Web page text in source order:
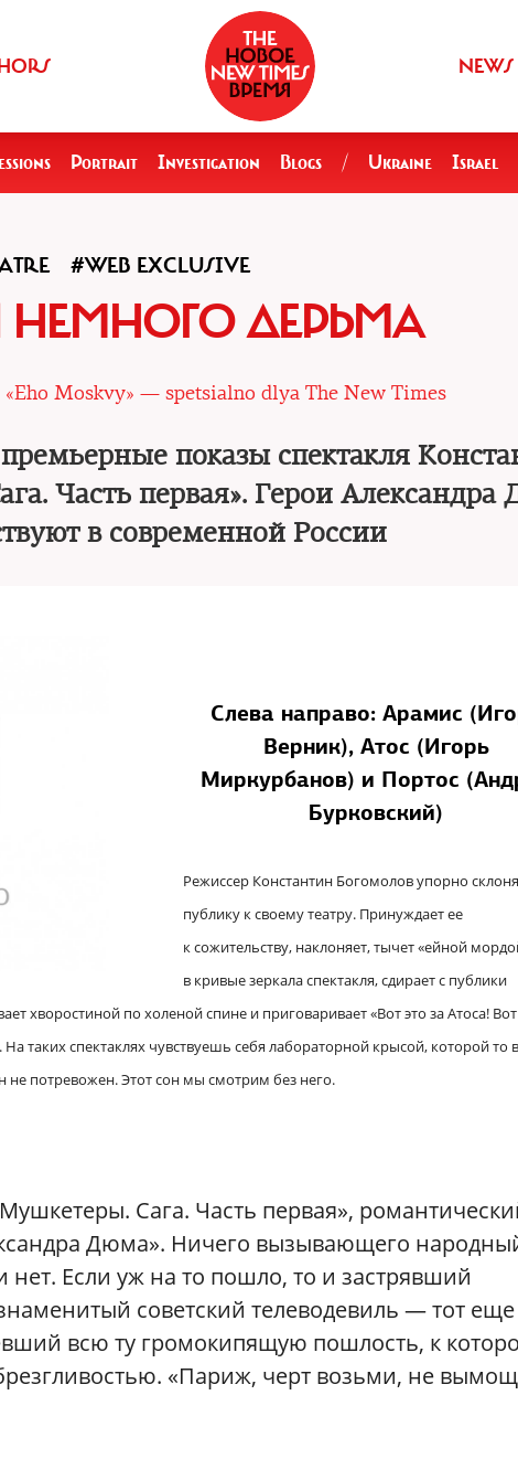
NEWS
Portrait Investigation Blogs / Ukraine Israel
#WEB EXCLUSIVE
НЕМНОГО ДЕРЬМА
«Eho Moskvy» — spetsialno dlya The New Times
показы спектакля
Часть первая». Герои Александра
в современной России
Слева направо: Арамис
Верник), Атос (Игорь
Миркурбанов) и Портос
Бурковский)
Режиссер Константин Богомолов упорно
публику к своему театру. Принуждает ее
к сожительству, наклоняет, тычет «ейной
в кривые зеркала спектакля, сдирает с публики
хворостиной по холеной спине и приговаривает «Вот это за Атоса! Вот
таких спектаклях чувствуешь себя лабораторной крысой, которой то
не потревожен. Этот сон мы смотрим без него.
Сага. Часть первая»,
Дюма». Ничего вызывающего
Если уж на то пошло, то и застрявший
советский телеводевиль — тот еще
всю ту громокипящую пошлость, к
«Париж, черт возьми, не